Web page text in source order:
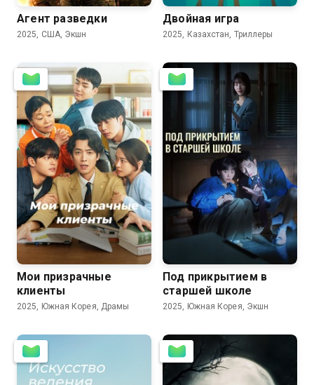
Агент разведки
2025, США, Экшн
Двойная игра
2025, Казахстан, Триллеры
7.3
Мои призрачные
клиенты
2025, Южная Корея, Драмы
7.7
Под прикрытием в
старшей школе
2025, Южная Корея, Экшн